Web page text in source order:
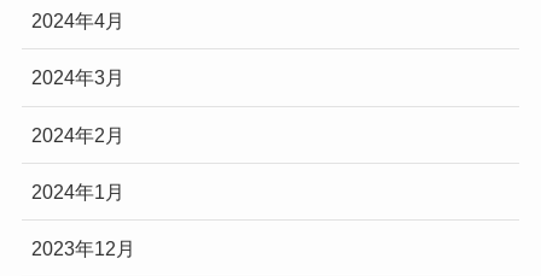
2024年4月
2024年3月
2024年2月
2024年1月
2023年12月